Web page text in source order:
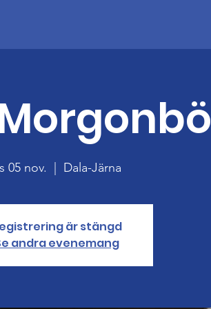
05 nov. Dala-Järna
är stängd
andra evenemang